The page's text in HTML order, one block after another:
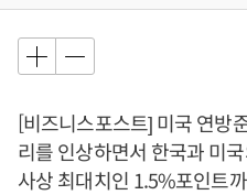
[비즈니스포스트] 미국 연방
리를 인상하면서 한국과 미
사상 최대치인 1.5%포인트